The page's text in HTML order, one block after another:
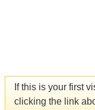
If this is your first
clicking the link